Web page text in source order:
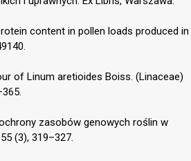
content in pollen loads produced in
of Linum aretioides Boiss. (Linaceae)
zasobów genowych roślin w
(3), 319–327.